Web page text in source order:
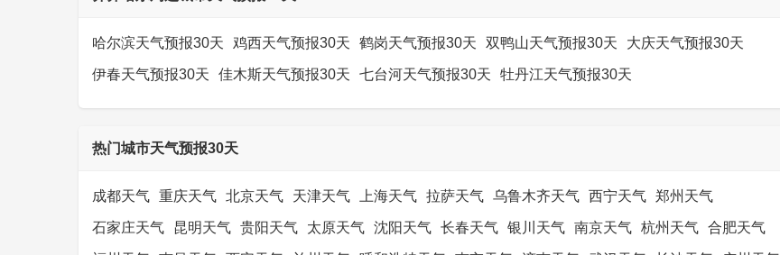
哈尔滨天气预报30天 鸡西天气预报30天 鹤岗天气预报30天 双鸭山天气预报30天 大庆天气预报30天
伊春天气预报30天 佳木斯天气预报30天 七台河天气预报30天 牡丹江天气预报30天
热门城市天气预报30天
成都天气 重庆天气 北京天气 天津天气 上海天气 拉萨天气 乌鲁木齐天气 西宁天气 郑州天气
石家庄天气 昆明天气 贵阳天气 太原天气 沈阳天气 长春天气 银川天气 南京天气 杭州天气 合肥天气